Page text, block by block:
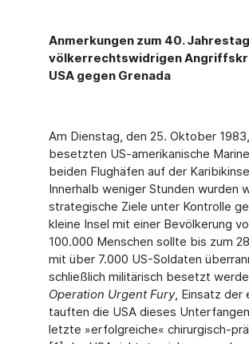
Anmerkungen zum 40.
völkerrechtswidrigen
USA gegen Grenada
Am Dienstag, den 25. Oktober 1983,
besetzten US-amerikanische
beiden Flughäfen auf der
Innerhalb weniger Stunden wurden
stra­tegische Ziele unter Kontrolle
kleine Insel mit einer Bevölkerung
100.000 Menschen sollte bis zum
mit über 7.000 US-Soldaten
schließlich militärisch besetzt
Operation Urgent Fury, Einsatz der
tauf­ten die USA dieses
letzte »erfolgreiche« chirurgisch-